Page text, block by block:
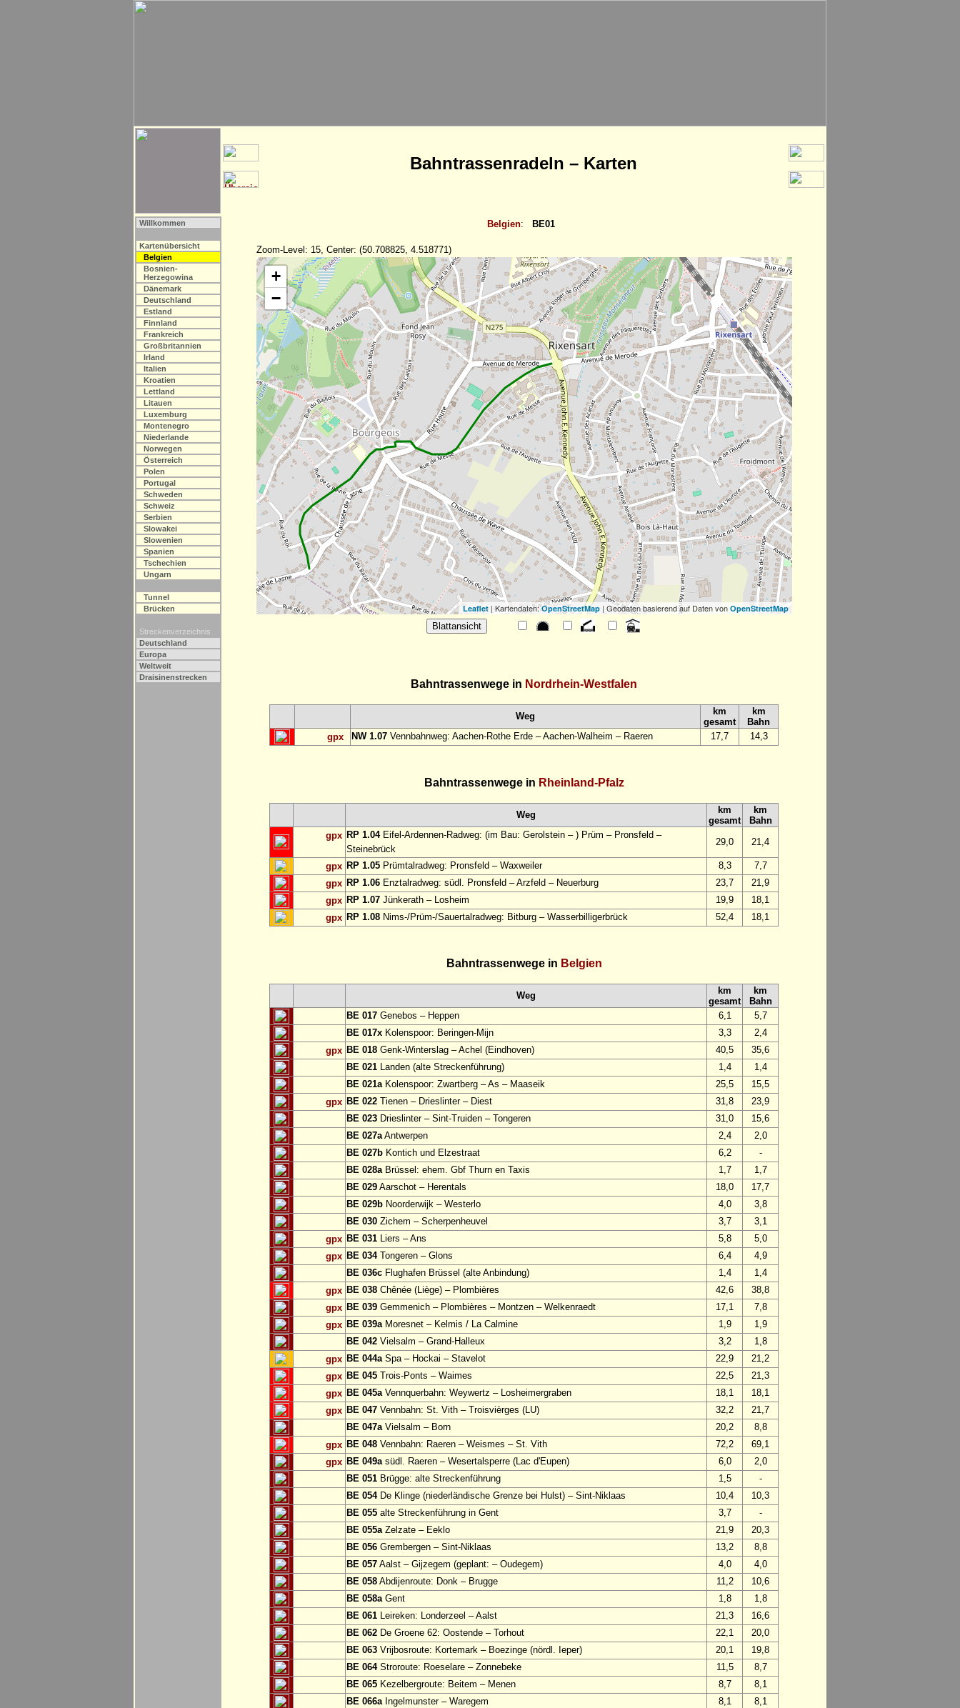
Bahntrassenradeln – Karten
Willkommen
Kartenübersicht
Belgien
Bosnien-
Herzegowina
Dänemark
Deutschland
Estland
Finnland
Frankreich
Großbritannien
Irland
Italien
Kroatien
Lettland
Litauen
Luxemburg
Montenegro
Niederlande
Norwegen
Österreich
Polen
Portugal
Schweden
Schweiz
Serbien
Slowakei
Slowenien
Spanien
Tschechien
Ungarn
Tunnel
Brücken
Streckenverzeichnis
Deutschland
Europa
Weltweit
Draisinenstrecken
Belgien: BE01
Zoom-Level: 15, Center: (50.708825, 4.518771)
+
−
Leaflet| Kartendaten:OpenStreetMap| Geodaten basierend auf Daten von OpenStreetMap
Bahntrassenwege in Nordrhein-Westfalen
Weg
km
gesamt
km
Bahn
gpx
NW 1.07 Vennbahnweg: Aachen-Rothe Erde – Aachen-Walheim – Raeren 17,7 14,3
Bahntrassenwege in Rheinland-Pfalz
Weg
km
gesamt
km
Bahn
gpx RP 1.04Eifel-Ardennen-Radweg: (im Bau: Gerolstein – ) Prüm – Pronsfeld –
Steinebrück
29,0 21,4
gpx RP 1.05 Prümtalradweg: Pronsfeld – Waxweiler 8,3
7,7
gpx RP 1.06 Enztalradweg: südl. Pronsfeld – Arzfeld – Neuerburg 23,7
21,9
gpx RP 1.07 Jünkerath – Losheim 19,9
18,1
gpx RP 1.08 Nims-/Prüm-/Sauertalradweg: Bitburg – Wasserbilligerbrück 52,4 18,1
Bahntrassenwege in Belgien
Weg
km
gesamt
km
Bahn
BE 017 Genebos – Heppen 6,1
5,7
BE 017x Kolenspoor: Beringen-Mijn 3,3
2,4
gpx BE 018 Genk-Winterslag – Achel (Eindhoven) 40,5
35,6
BE 021 Landen (alte Streckenführung) 1,4
1,4
BE 021aKolenspoor: Zwartberg – As – Maaseik 25,5
15,5
gpx BE 022 Tienen – Drieslinter – Diest 31,8
23,9
BE 023 Drieslinter – Sint-Truiden – Tongeren 31,0
15,6
BE 027aAntwerpen 2,4
2,0
BE 027b Kontich und Elzestraat 6,2
-
BE 028aBrüssel: ehem. Gbf Thurn en Taxis 1,7
1,7
BE 029 Aarschot – Herentals 18,0
17,7
BE 029b Noorderwijk – Westerlo 4,0
3,8
BE 030 Zichem – Scherpenheuvel 3,7
3,1
gpx BE 031 Liers – Ans 5,8
5,0
gpx BE 034Tongeren – Glons 6,4
4,9
BE 036c Flughafen Brüssel (alte Anbindung) 1,4
1,4
gpx BE 038 Chênée (Liège) – Plombières 42,6
38,8
gpx BE 039 Gemmenich – Plombières – Montzen – Welkenraedt 17,1
7,8
gpx BE 039aMoresnet – Kelmis / La Calmine 1,9
1,9
BE 042 Vielsalm – Grand-Halleux 3,2
1,8
gpx BE 044aSpa – Hockai – Stavelot 22,9
21,2
gpx BE 045 Trois-Ponts – Waimes 22,5
21,3
gpx BE 045aVennquerbahn: Weywertz – Losheimergraben 18,1
18,1
gpx BE 047 Vennbahn: St. Vith – Troisvièrges (LU) 32,2
21,7
BE 047aVielsalm – Born 20,2
8,8
gpx BE 048 Vennbahn: Raeren – Weismes – St. Vith 72,2
69,1
gpx BE 049asüdl. Raeren – Wesertalsperre (Lac d'Eupen) 6,0
2,0
BE 051 Brügge: alte Streckenführung 1,5
-
BE 054De Klinge (niederländische Grenze bei Hulst) – Sint-Niklaas 10,4
10,3
BE 055 alte Streckenführung in Gent 3,7
-
BE 055aZelzate – Eeklo 21,9
20,3
BE 056 Grembergen – Sint-Niklaas 13,2
8,8
BE 057 Aalst – Gijzegem (geplant: – Oudegem) 4,0
4,0
BE 058 Abdijenroute: Donk – Brugge 11,2
10,6
BE 058aGent 1,8
1,8
BE 061 Leireken: Londerzeel – Aalst 21,3
16,6
BE 062 De Groene 62: Oostende – Torhout 22,1
20,0
BE 063 Vrijbosroute: Kortemark – Boezinge (nördl. Ieper) 20,1
19,8
BE 064Stroroute: Roeselare – Zonnebeke 11,5
8,7
BE 065 Kezelbergroute: Beitem – Menen 8,7
8,1
BE 066aIngelmunster – Waregem 8,1
8,1